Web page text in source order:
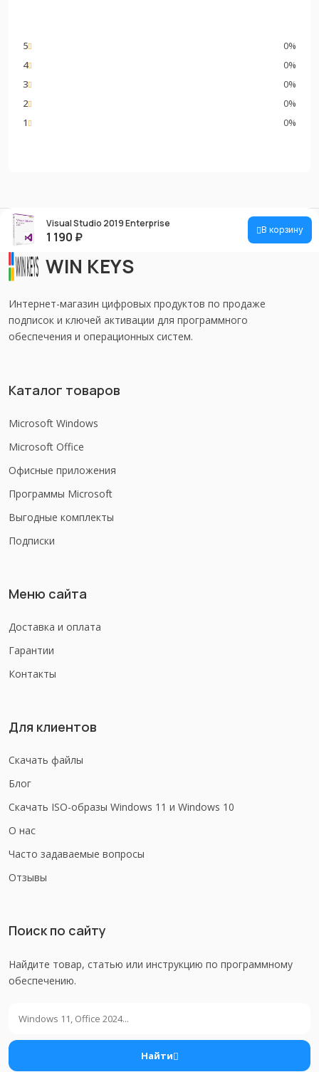
5
0%
4
0%
3
0%
2
0%
1
0%
Visual Studio 2019 Enterprise
1 190 ₽ В корзину
WIN KEYS
Интернет-магазин цифровых продуктов по продаже
подписок и ключей активации для программного
обеспечения и операционных систем.
Каталог товаров
Microsoft Windows
Microsoft Office
Офисные приложения
Программы Microsoft
Выгодные комплекты
Подписки
Меню сайта
Доставка и оплата
Гарантии
Контакты
Для клиентов
Скачать файлы
Блог
Скачать ISO-образы Windows 11 и Windows 10
О нас
Часто задаваемые вопросы
Отзывы
Поиск по сайту
Найдите товар, статью или инструкцию по программному
обеспечению.
Найти